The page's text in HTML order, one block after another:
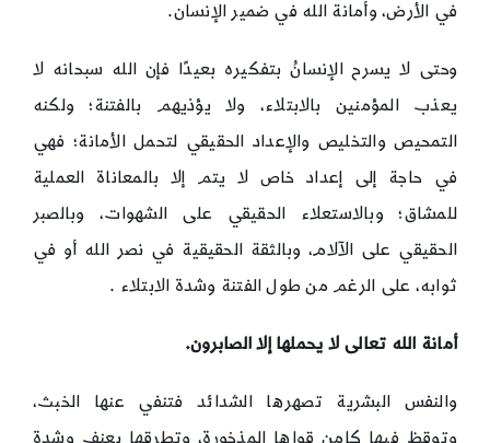
في الأرض، وأمانة الله في ضمير الإنسان.
وحتى لا يسرح الإنسانُ بتفكيره بعيدًا فإن الله سبحانه لا
يعذب المؤمنين بالابتلاء، ولا يؤذيهم بالفتنة؛ ولكنه
التمحيص والتخليص والإعداد الحقيقي لتحمل الأمانة؛ فهي
في حاجة إلى إعداد خاص لا يتم إلا بالمعاناة العملية
للمشاق؛ وبالاستعلاء الحقيقي على الشهوات، وبالصبر
الحقيقي على الآلام، وبالثقة الحقيقية في نصر الله أو في
ثوابه، على الرغم من طول الفتنة وشدة الابتلاء .
أمانة الله تعالى لا يحملها إلا الصابرون.
والنفس البشرية تصهرها الشدائد فتنفي عنها الخبث،
وتوقظ فيها كامن قواها المذخورة، وتطرقها بعنف وشدة